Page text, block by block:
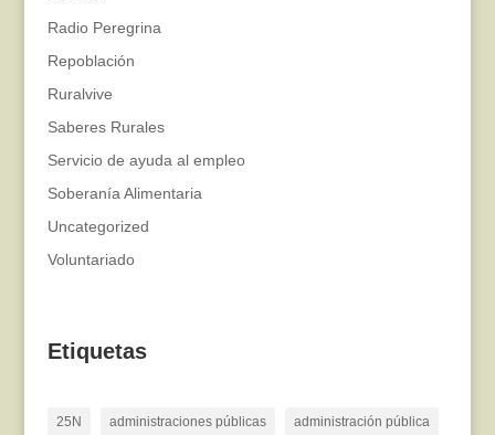
Radio Peregrina
Repoblación
Ruralvive
Saberes Rurales
Servicio de ayuda al empleo
Soberanía Alimentaria
Uncategorized
Voluntariado
Etiquetas
25N administraciones públicas administración pública